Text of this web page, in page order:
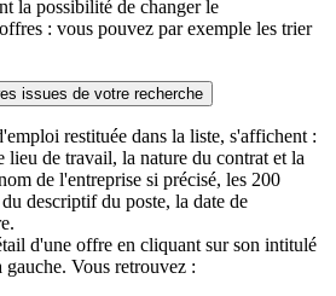
la possibilité de changer le
: vous pouvez par exemple les trier
issues de votre recherche
restituée dans la liste, s'affichent :
lieu de travail, la nature du contrat et la
de l'entreprise si précisé, les 200
descriptif du poste, la date de
d'une offre en cliquant sur son intitulé
Vous retrouvez :